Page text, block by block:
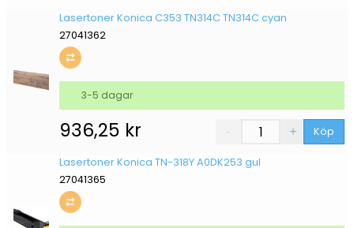
Lasertoner Konica C353 TN314C TN314C cyan
27041362
936,25 kr Köp
3-5 dagar
Lasertoner Konica TN-318Y A0DK253 gul
27041365